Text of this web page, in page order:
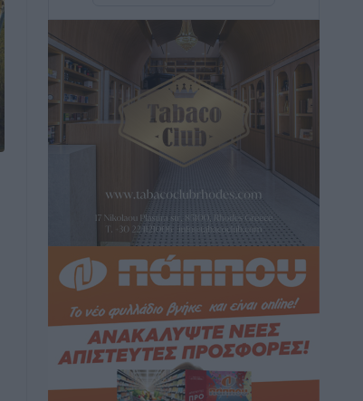
ΔΕΑΣ Δάφνη Ρόδου: Η Ευαγγελία
Τετράδη στο τεχνικό επιτελείο
Αθλητικά πριν 21 λεπτά
Γ.Σ. Διαγόρας: Το οργανόγραμμα των
Αθλητικά• πριν 22 λεπτά
Σταυρός Καλυθιών: Απέκτησε και την
Ειρήνη Καρελλάκη
Αθλητικά πριν 51 λεπτά
Πρωτάθλημα Καλαθοσφαίρισης
Δικηγορικών Συλλόγων Ελλάδας και
Κύπρου: Η Ρόδος φιλοξένησε με